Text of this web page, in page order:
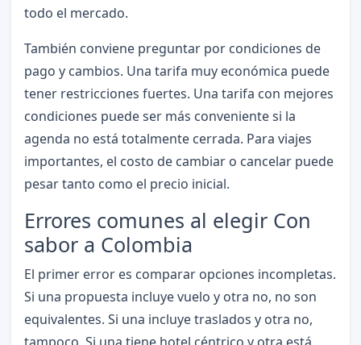
todo el mercado.
También conviene preguntar por condiciones de
pago y cambios. Una tarifa muy económica puede
tener restricciones fuertes. Una tarifa con mejores
condiciones puede ser más conveniente si la
agenda no está totalmente cerrada. Para viajes
importantes, el costo de cambiar o cancelar puede
pesar tanto como el precio inicial.
Errores comunes al elegir Con
sabor a Colombia
El primer error es comparar opciones incompletas.
Si una propuesta incluye vuelo y otra no, no son
equivalentes. Si una incluye traslados y otra no,